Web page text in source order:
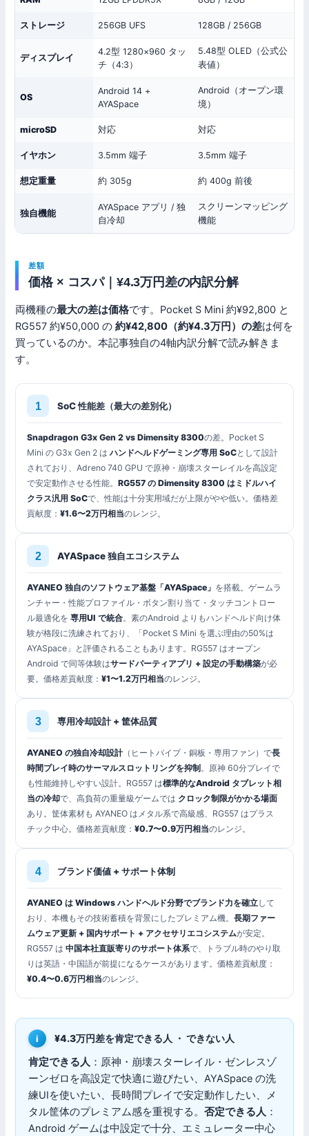
ストレージ 256GB UFS 128GB / 256GB
ディスプレイ
4.2型 1280×960 タッ
チ（4:3）
5.48型 OLED（公式公
表値）
OS
Android 14 +
AYASpace
Android（オープン環
境）
microSD 対応 対応
イヤホン 3.5mm 端子 3.5mm 端子
想定重量 約 305g 約 400g 前後
独自機能
AYASpace アプリ / 独
自冷却
スクリーンマッピング
機能
差額
価格 × コスパ｜¥4.3万円差の内訳分解
両機種の最大の差は価格です。Pocket S Mini 約¥92,800 と
RG557 約¥50,000 の約¥42,800（約¥4.3万円）の差は何を
買っているのか。本記事独自の4軸内訳分解で読み解きま
す。
SoC 性能差（最大の差別化）
Snapdragon G3x Gen 2 vs Dimensity 8300の差。Pocket S
Mini の G3x Gen 2 はハンドヘルドゲーミング専用 SoCとして設計
されており、Adreno 740 GPU で原神・崩壊スターレイルを高設定
で安定動作させる性能。RG557 の Dimensity 8300 はミドルハイ
クラス汎用 SoCで、性能は十分実用域だが上限がやや低い。価格差
貢献度：¥1.6〜2万円相当のレンジ。
AYASpace 独自エコシステム
AYANEO 独自のソフトウェア基盤「AYASpace」 を搭載。ゲームラ
ンチャー・性能プロファイル・ボタン割り当て・タッチコントロー
ル最適化を専用UI で統合。素のAndroid よりもハンドヘルド向け体
験が格段に洗練されており、「Pocket S Mini を選ぶ理由の50%は
AYASpace」と評価されることもあります。RG557 はオープン
Android で同等体験はサードパーティアプリ + 設定の手動構築が必
要。価格差貢献度：¥1〜1.2万円相当のレンジ。
専用冷却設計 + 筐体品質
AYANEO の独自冷却設計（ヒートパイプ・銅板・専用ファン）で長
時間プレイ時のサーマルスロットリングを抑制 。原神 60分プレイで
も性能維持しやすい設計。RG557 は標準的なAndroid タブレット相
当の冷却で、高負荷の重量級ゲームでは クロック制限がかかる場面
あり。筐体素材も AYANEO はメタル系で高級感、RG557 はプラス
チック中心。価格差貢献度：¥0.7〜0.9万円相当のレンジ。
ブランド価値 + サポート体制
AYANEO は Windows ハンドヘルド分野でブランド力を確立して
おり、本機もその技術蓄積を背景にしたプレミアム機。長期ファー
ムウェア更新 + 国内サポート + アクセサリエコシステムが安定。
RG557 は中国本社直販寄りのサポート体系で、トラブル時のやり取
りは英語・中国語が前提になるケースがあります。価格差貢献度：
¥0.4〜0.6万円相当のレンジ。
¥4.3万円差を肯定できる人 ・ できない人
肯定できる人 ：原神・崩壊スターレイル・ゼンレスゾ
ーンゼロを高設定で快適に遊びたい、AYASpace の洗
練UIを使いたい、長時間プレイで安定動作したい、メ
タル筐体のプレミアム感を重視する。否定できる人 ：
Android ゲームは中設定で十分、エミュレーター中心